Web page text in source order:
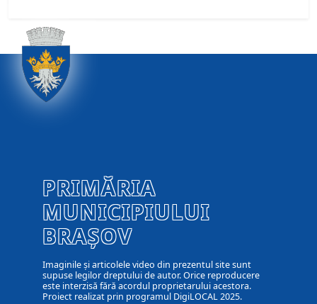
PRIMĂRIA
MUNICIPIULUI
BRAȘOV
Imaginile și articolele video din prezentul site sunt
supuse legilor dreptului de autor. Orice reproducere
este interzisă fără acordul proprietarului acestora.
Proiect realizat prin programul DigiLOCAL 2025.